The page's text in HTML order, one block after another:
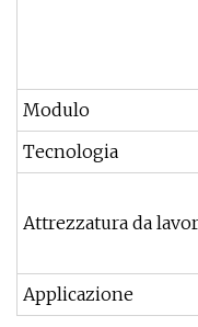
Modulo
Tecnologia
Attrezzatura da
Applicazione